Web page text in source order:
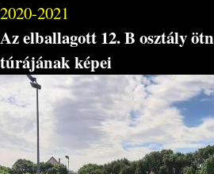
2020-2021
Az elballagott 12. B osztály
túrájának képei